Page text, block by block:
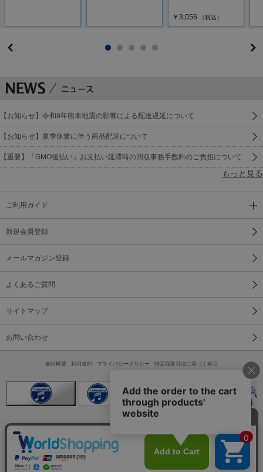
￥3,056 （税込）
【お知らせ】令和8年熊本地震の影響による配送遅延について
【お知らせ】夏季休業に伴う商品配送について
【重要】「GMO後払い」お支払い延滞時の回収事務手数料のご負担について
もっと見る
ご利用ガイド
新規会員登録
メールマガジン登録
よくあるご質問
サイトマップ
お問い合わせ
会社概要 利用規約 プライバシーポリシー 特定商取引法に基づく表示